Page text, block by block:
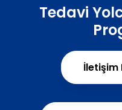
Tedavi
İletişim